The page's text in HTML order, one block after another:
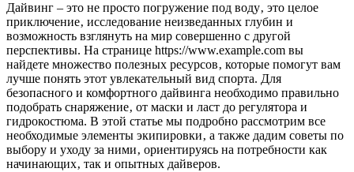
Дайвинг – это не просто погружение под воду‚ это целое
приключение‚ исследование неизведанных глубин и
возможность взглянуть на мир совершенно с другой
перспективы. На странице https://www.example.com вы
найдете множество полезных ресурсов‚ которые помогут вам
лучше понять этот увлекательный вид спорта. Для
безопасного и комфортного дайвинга необходимо правильно
подобрать снаряжение‚ от маски и ласт до регулятора и
гидрокостюма. В этой статье мы подробно рассмотрим все
необходимые элементы экипировки‚ а также дадим советы по
выбору и уходу за ними‚ ориентируясь на потребности как
начинающих‚ так и опытных дайверов.